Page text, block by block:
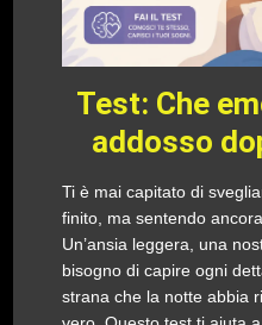
Test: Che
addosso
Ti è mai capitato di
finito, ma sentendo
Un’ansia leggera, una
bisogno di capire ogni
strana che la notte abbia